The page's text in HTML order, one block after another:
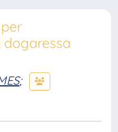
dogaressa
;